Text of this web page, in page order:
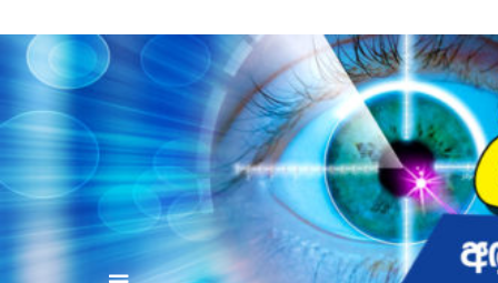
to
contentvinivida.lk